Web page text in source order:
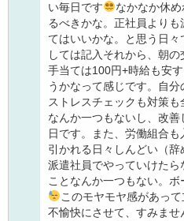
い毎日です
なかなか休
るべきかな。正社員より
てはいいかな。と思う日
しては記入それから、朝
手当ては100円+時給も安
うかなって感じです。自
ストレスチェックも対策
なんか一つもないし、改
日です。また、労働組合
引かれる日々しんどい（
派遣社員でやっていけた
ことなんか一つもない。
このモヤモヤ感があって
不愉快にさせて、すみま